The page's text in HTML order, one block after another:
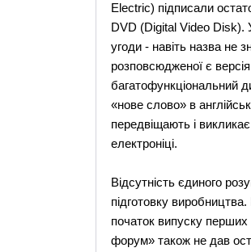
Electric) підписали
DVD (Digital Video Disk).
угоди - навіть назва не
розповсюдженої є
багатофункціональний
«нове слово» в
передвіщають і
електроніці.
Відсутність єдиного
підготовку
початок випуску
форум» також не дав